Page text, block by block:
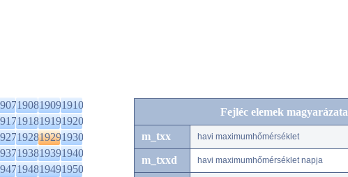
190819091910
191819191920
192819291930
193819391940
194819491950
Fejléc elemek magyarázata
m_txx havi maximumhőmérséklet
m_txxd havi maximumhőmérséklet napja